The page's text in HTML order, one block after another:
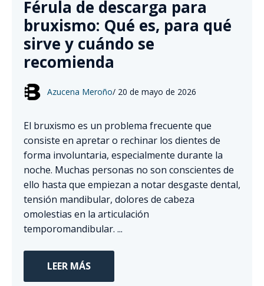
Férula de descarga para
bruxismo: Qué es, para qué
sirve y cuándo se
recomienda
Azucena Meroño/ 20 de mayo de 2026
El bruxismo es un problema frecuente que
consiste en apretar o rechinar los dientes de
forma involuntaria, especialmente durante la
noche. Muchas personas no son conscientes de
ello hasta que empiezan a notar desgaste dental,
tensión mandibular, dolores de cabeza
omolestias en la articulación
temporomandibular. ...
LEER MÁS